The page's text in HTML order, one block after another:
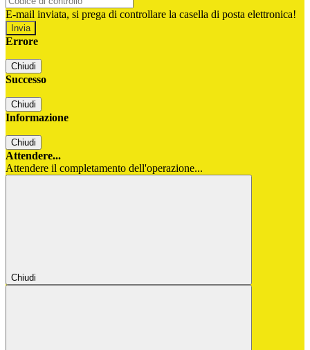
E-mail inviata, si prega di controllare la casella di posta elettronica!
Errore
Chiudi
Successo
Chiudi
Informazione
Chiudi
Attendere...
Attendere il completamento dell'operazione...
Chiudi